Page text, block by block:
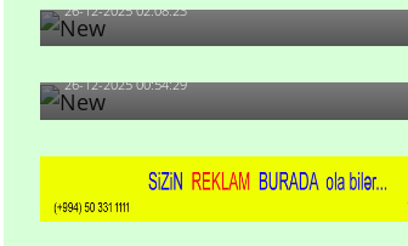
26-12-2025 02:08:23
-Ay qız, sən məhkəməni udmayacaqsan...
bilirsən də, məni...
26-12-2025 00:54:29